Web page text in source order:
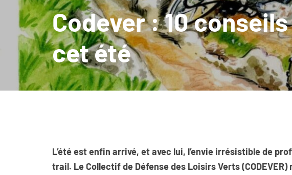
Codever : 10
cet été
L’été est enfin arrivé, et avec lui, l’envie irrésistible de
trail. Le Collectif de Défense des Loisirs Verts